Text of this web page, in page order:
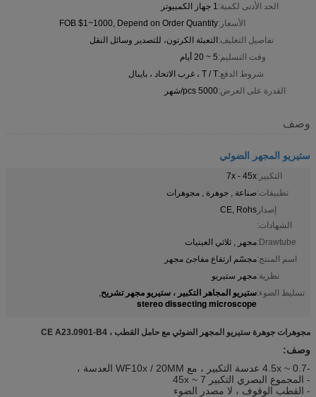
الحد الأدنى لكمية:1 جهاز الكمبيوتر
الأسعار:FOB $1~1000, Depend on Order Quantity
تفاصيل التغليف:التعبئة الكرتون، للتصدير وسائل النقل
وقت التسليم:5 ~ 20 أيام
شروط الدفع:T / T ، غرب الاتحاد ، بايبال
القدرة على العرض:5000 pcs/شهر
وصف
ستيريو المجهر الضوئي
التكبير:7x - 45x
تطبيقات:صناعة , جوهرة , مجوهرات
إصدار
الشهادات:
CE, Rohs
Drawtube: مجهر , ثلاثي العينيات
اسم المنتج:مجسّم ارتفاع مفاجئ مجهر
نظرية:مجهر ستيريو
تسليط الضوء:ستيريو المجاهر التكبير ، ستيريو مجهر تشريح,
stereo dissecting microscope
مجوهرات جوهرة ستيريو المجهر الضوئي مع حامل القطب ، CE A23.0901-B4
وصف:
-0.7 ~ 4.5x عدسة التكبير ، مع WF10x / 20MM العدسة ،
- المجموع البصري التكبير 7 ~ 45x
- القطب الوقوف ، لا مصدر الضوء